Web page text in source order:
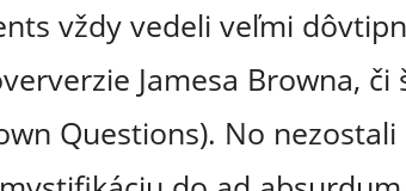
vždy vedeli veľmi
Jamesa Browna,
Questions). No